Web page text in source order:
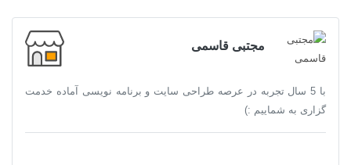
مجتبی قاسمی
با 5 سال تجربه در عرصه طراحی سایت و برنامه نویسی آماده خدمت
گزاری به شماییم :)